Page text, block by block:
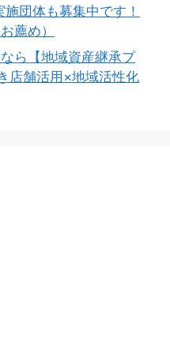
団体も募集中です！
薦め）
ら【地域資産継承プ
店舗活用×地域活性化